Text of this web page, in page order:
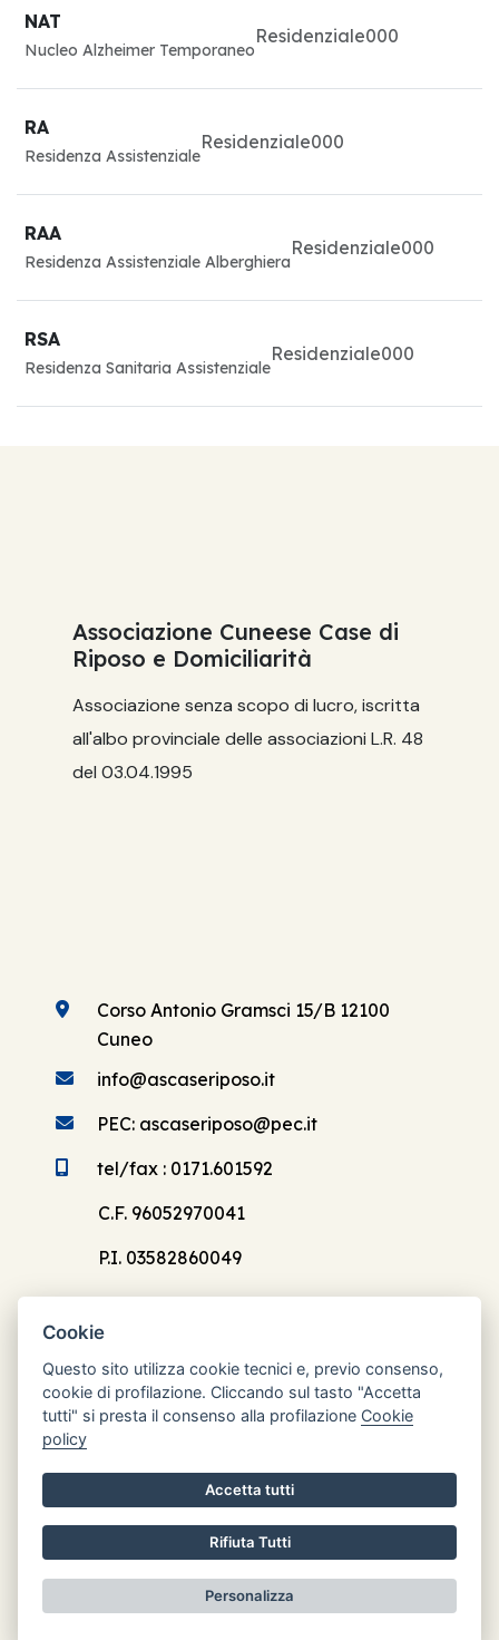
NAT
Nucleo Alzheimer Temporaneo
Residenziale000
RA
Residenza Assistenziale
Residenziale000
RAA
Residenza Assistenziale Alberghiera
Residenziale000
RSA
Residenza Sanitaria Assistenziale
Residenziale000
Associazione Cuneese Case di
Riposo e Domiciliarità
Associazione senza scopo di lucro, iscritta
all'albo provinciale delle associazioni L.R. 48
del 03.04.1995
Corso Antonio Gramsci 15/B 12100
Cuneo
info@ascaseriposo.it
PEC: ascaseriposo@pec.it
tel/fax : 0171.601592
C.F. 96052970041
P.I. 03582860049
Orari di apertura
Mer: 8.30 - 12.30
Gio: chiuso
Cookie
Questo sito utilizza cookie tecnici e, previo consenso,
cookie di profilazione. Cliccando sul tasto "Accetta
tutti" si presta il consenso alla profilazione Cookie
policy
Accetta tutti
Rifiuta Tutti
Personalizza